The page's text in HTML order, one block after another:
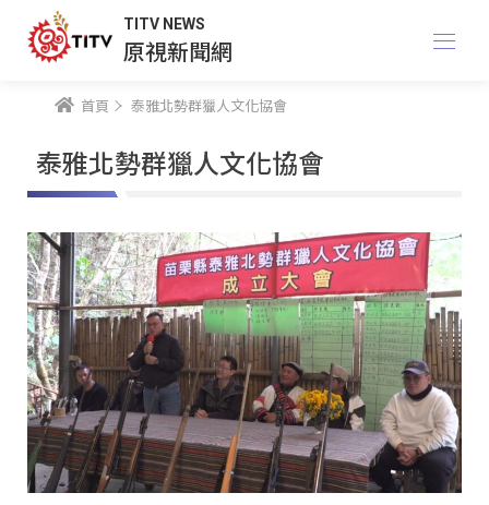
TITV NEWS
原視新聞網
首頁 泰雅北勢群獵人文化協會
泰雅北勢群獵人文化協會